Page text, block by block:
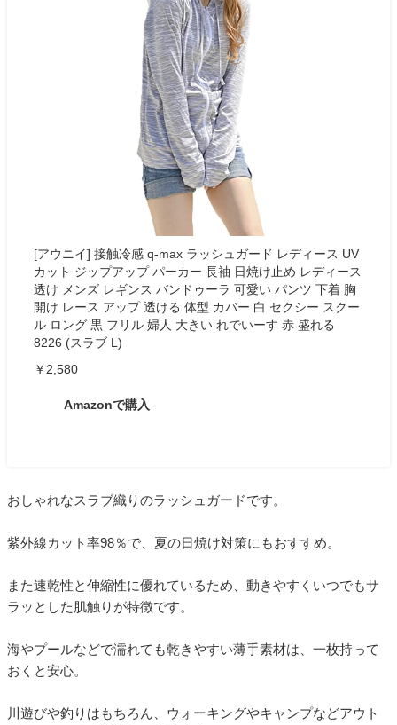
[アウニイ] 接触冷感 q-max ラッシュガード レディース UV
カット ジップアップ パーカー 長袖 日焼け止め レディース
透け メンズ レギンス バンドゥーラ 可愛い パンツ 下着 胸
開け レース アップ 透ける 体型 カバー 白 セクシー スクー
ル ロング 黒 フリル 婦人 大きい れでいーす 赤 盛れる
8226 (スラブ L)
￥2,580
Amazonで購入
おしゃれなスラブ織りのラッシュガードです。
紫外線カット率98％で、夏の日焼け対策にもおすすめ。
また速乾性と伸縮性に優れているため、動きやすくいつでもサ
ラッとした肌触りが特徴です。
海やプールなどで濡れても乾きやすい薄手素材は、一枚持って
おくと安心。
川遊びや釣りはもちろん、ウォーキングやキャンプなどアウト